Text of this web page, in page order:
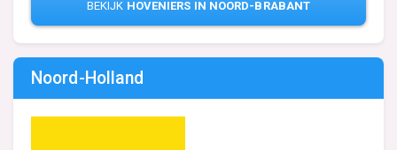
BEKIJK HOVENIERS IN NOORD-BRABANT
Noord-Holland